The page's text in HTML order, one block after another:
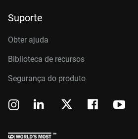
Suporte
Obter ajuda
Biblioteca de recursos
Segurança do produto